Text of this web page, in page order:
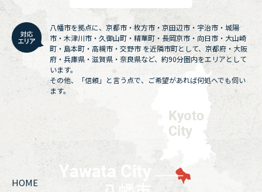
八幡市を拠点に、京都市・枚方市・京田辺市・宇治市・城陽
市・木津川市・久御山町・精華町・長岡京市・向日市・大山崎
町・島本町・高槻市・交野市 を近隣市町として、京都府・大阪
府・兵庫県・滋賀県・奈良県など、約90分圏内をエリアとして
います。
その他、「信頼」と言う点で、ご希望があれば何処へでも伺い
ます。
HOME